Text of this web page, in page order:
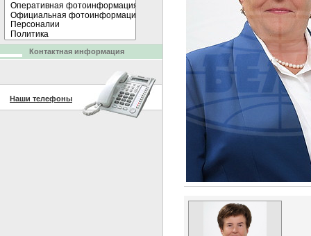
Контактная информация
Наши телефоны